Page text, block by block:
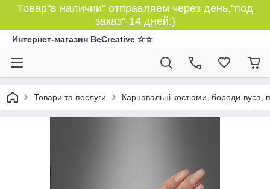
Товар"в наличии" отправляем через день,"под
заказ"-14 дней:)
Интернет-магазин BeCreative ☆☆
Товари та послуги Карнавальні костюми, бороди-вуса,